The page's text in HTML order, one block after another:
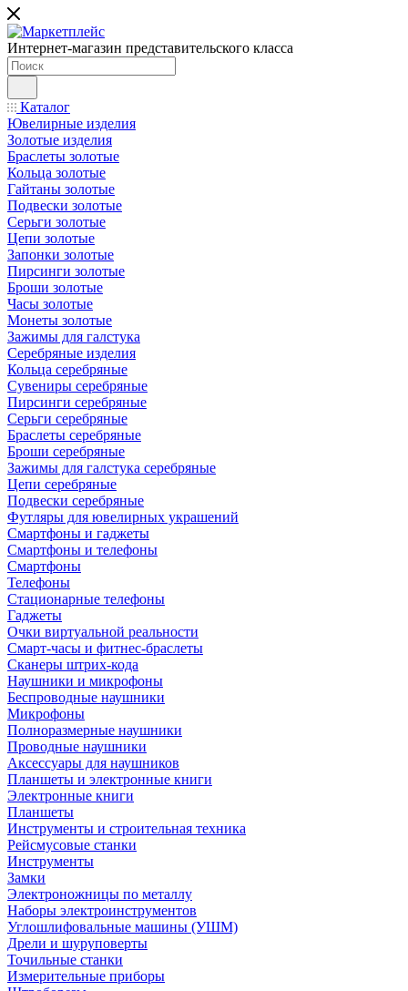
Интернет-магазин представительского класса
Каталог
Ювелирные изделия
Золотые изделия
Браслеты золотые
Кольца золотые
Гайтаны золотые
Подвески золотые
Серьги золотые
Цепи золотые
Запонки золотые
Пирсинги золотые
Броши золотые
Часы золотые
Монеты золотые
Зажимы для галстука
Серебряные изделия
Кольца серебряные
Сувениры серебряные
Пирсинги серебряные
Серьги серебряные
Браслеты серебряные
Броши серебряные
Зажимы для галстука серебряные
Цепи серебряные
Подвески серебряные
Футляры для ювелирных украшений
Смартфоны и гаджеты
Смартфоны и телефоны
Смартфоны
Телефоны
Стационарные телефоны
Гаджеты
Очки виртуальной реальности
Смарт-часы и фитнес-браслеты
Сканеры штрих-кода
Наушники и микрофоны
Беспроводные наушники
Микрофоны
Полноразмерные наушники
Проводные наушники
Аксессуары для наушников
Планшеты и электронные книги
Электронные книги
Планшеты
Инструменты и строительная техника
Рейсмусовые станки
Инструменты
Замки
Электроножницы по металлу
Наборы электроинструментов
Углошлифовальные машины (УШМ)
Дрели и шуруповерты
Точильные станки
Измерительные приборы